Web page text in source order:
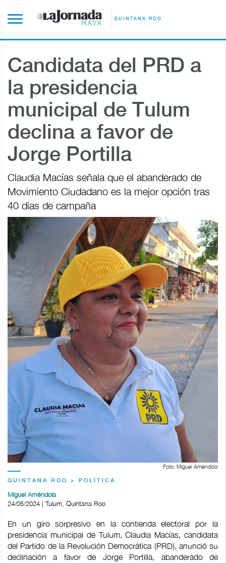
QUINTANA ROO
Candidata del PRD a
la presidencia
municipal de Tulum
declina a favor de
Jorge Portilla
Claudia Macías señala que el abanderado de
Movimiento Ciudadano es la mejor opción tras
40 días de campaña
Foto: Miguel Améndola
QUINTANA ROO > POLÍTICA
Miguel Améndola
24/05/2024 | Tulum, Quintana Roo
En un giro sorpresivo en la contienda electoral por la
presidencia municipal de Tulum, Claudia Macías, candidata
del Partido de la Revolución Democrática (PRD), anunció su
declinación a favor de Jorge Portilla, abanderado de